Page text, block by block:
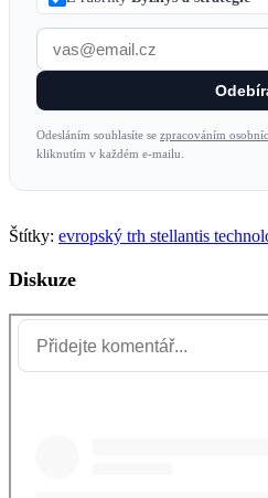
Odesláním souhlasíte se zpracováním
kliknutím v každém e-mailu.
Štítky: evropský trh stellantis
Diskuze